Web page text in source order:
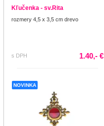
Kľučenka - sv.Rita
rozmery 4,5 x 3,5 cm drevo
s DPH 1.40,- €
NOVINKA